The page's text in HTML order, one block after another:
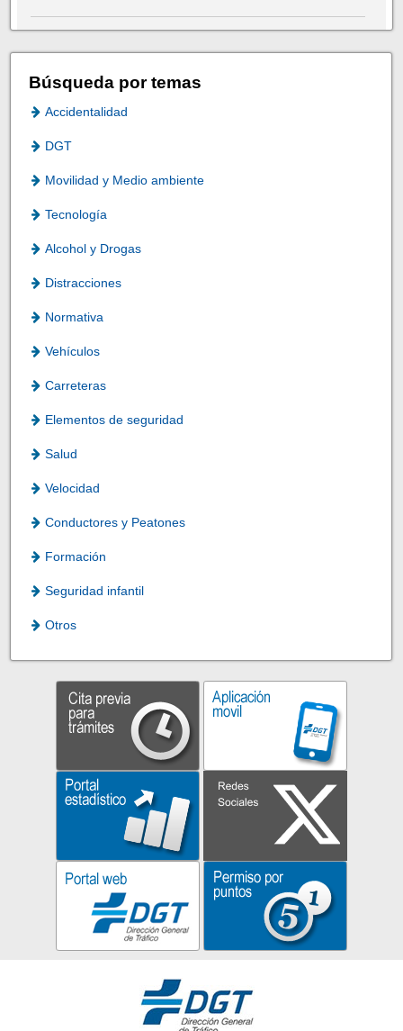
Búsqueda por temas
Accidentalidad
DGT
Movilidad y Medio ambiente
Tecnología
Alcohol y Drogas
Distracciones
Normativa
Vehículos
Carreteras
Elementos de seguridad
Salud
Velocidad
Conductores y Peatones
Formación
Seguridad infantil
Otros